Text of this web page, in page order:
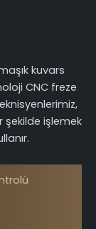
kuvars
CNC freze
şekilde işlemek